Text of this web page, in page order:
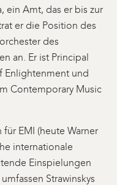
ein Amt, das er bis zur
er die Position des
des
an. Er ist Principal
Enlightenment und
Contemporary Music
EMI (heute Warner
internationale
Einspielungen
Strawinskys